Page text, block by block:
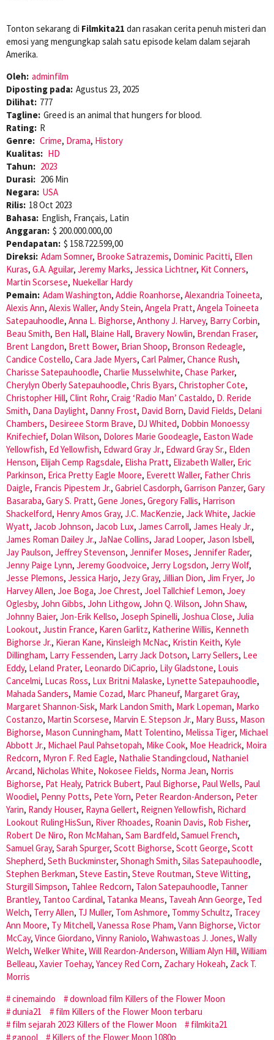
Tonton sekarang di Filmkita21 dan rasakan cerita penuh misteri dan
emosi yang mengungkap salah satu episode kelam dalam sejarah
Amerika.
Oleh: adminfilm
Diposting pada: Agustus 23, 2025
Dilihat: 777
Tagline: Greed is an animal that hungers for blood.
Rating: R
Genre: Crime, Drama, History
Kualitas: HD
Tahun: 2023
Durasi: 206 Min
Negara: USA
Rilis: 18 Oct 2023
Bahasa: English, Français, Latin
Anggaran: $ 200.000.000,00
Pendapatan: $ 158.722.599,00
Direksi: Adam Somner, Brooke Satrazemis, Dominic Pacitti, Ellen
Kuras, G.A. Aguilar, Jeremy Marks, Jessica Lichtner, Kit Conners,
Martin Scorsese, Nuekellar Hardy
Pemain: Adam Washington, Addie Roanhorse, Alexandria Toineeta,
Alexis Ann, Alexis Waller, Andy Stein, Angela Pratt, Angela Toineeta
Satepauhoodle, Anna L. Bighorse, Anthony J. Harvey, Barry Corbin,
Beau Smith, Ben Hall, Blaine Hall, Bravery Nowlin, Brendan Fraser,
Brent Langdon, Brett Bower, Brian Shoop, Bronson Redeagle,
Candice Costello, Cara Jade Myers, Carl Palmer, Chance Rush,
Charisse Satepauhoodle, Charlie Musselwhite, Chase Parker,
Cherylyn Oberly Satepauhoodle, Chris Byars, Christopher Cote,
Christopher Hill, Clint Rohr, Craig ‘Radio Man’ Castaldo, D. Reride
Smith, Dana Daylight, Danny Frost, David Born, David Fields, Delani
Chambers, Desireee Storm Brave, DJ Whited, Dobbin Monoessy
Knifechief, Dolan Wilson, Dolores Marie Goodeagle, Easton Wade
Yellowfish, Ed Yellowfish, Edward Gray Jr., Edward Gray Sr., Elden
Henson, Elijah Cemp Ragsdale, Elisha Pratt, Elizabeth Waller, Eric
Parkinson, Erica Pretty Eagle Moore, Everett Waller, Father Chris
Daigle, Francis Pipestem Jr., Gabriel Casdorph, Garrison Panzer, Gary
Basaraba, Gary S. Pratt, Gene Jones, Gregory Fallis, Harrison
Shackelford, Henry Amos Gray, J.C. MacKenzie, Jack White, Jackie
Wyatt, Jacob Johnson, Jacob Lux, James Carroll, James Healy Jr.,
James Roman Dailey Jr., JaNae Collins, Jarad Looper, Jason Isbell,
Jay Paulson, Jeffrey Stevenson, Jennifer Moses, Jennifer Rader,
Jenny Paige Lynn, Jeremy Goodvoice, Jerry Logsdon, Jerry Wolf,
Jesse Plemons, Jessica Harjo, Jezy Gray, Jillian Dion, Jim Fryer, Jo
Harvey Allen, Joe Boga, Joe Chrest, Joel Tallchief Lemon, Joey
Oglesby, John Gibbs, John Lithgow, John Q. Wilson, John Shaw,
Johnny Baier, Jon-Erik Kellso, Joseph Spinelli, Joshua Close, Julia
Lookout, Justin France, Karen Garlitz, Katherine Willis, Kenneth
Bighorse Jr., Kieran Kane, Kinsleigh McNac, Kristin Keith, Kyle
Dillingham, Larry Fessenden, Larry Jack Dotson, Larry Sellers, Lee
Eddy, Leland Prater, Leonardo DiCaprio, Lily Gladstone, Louis
Cancelmi, Lucas Ross, Lux Britni Malaske, Lynette Satepauhoodle,
Mahada Sanders, Mamie Cozad, Marc Phaneuf, Margaret Gray,
Margaret Shannon-Sisk, Mark Landon Smith, Mark Lopeman, Marko
Costanzo, Martin Scorsese, Marvin E. Stepson Jr., Mary Buss, Mason
Bighorse, Mason Cunningham, Matt Tolentino, Melissa Tiger, Michael
Abbott Jr., Michael Paul Pahsetopah, Mike Cook, Moe Headrick, Moira
Redcorn, Myron F. Red Eagle, Nathalie Standingcloud, Nathaniel
Arcand, Nicholas White, Nokosee Fields, Norma Jean, Norris
Bighorse, Pat Healy, Patrick Bubert, Paul Bighorse, Paul Wells, Paul
Woodiel, Penny Potts, Pete Yorn, Peter Reardon-Anderson, Peter
Yarin, Randy Houser, Rayna Gellert, Reignen Yellowfish, Richard
Lookout RulingHisSun, River Rhoades, Roanin Davis, Rob Fisher,
Robert De Niro, Ron McMahan, Sam Bardfeld, Samuel French,
Samuel Gray, Sarah Spurger, Scott Bighorse, Scott George, Scott
Shepherd, Seth Buckminster, Shonagh Smith, Silas Satepauhoodle,
Stephen Berkman, Steve Eastin, Steve Routman, Steve Witting,
Sturgill Simpson, Tahlee Redcorn, Talon Satepauhoodle, Tanner
Brantley, Tantoo Cardinal, Tatanka Means, Taveah Ann George, Ted
Welch, Terry Allen, TJ Muller, Tom Ashmore, Tommy Schultz, Tracey
Ann Moore, Ty Mitchell, Vanessa Rose Pham, Vann Bighorse, Victor
McCay, Vince Giordano, Vinny Raniolo, Wahwastoas J. Jones, Wally
Welch, Welker White, Will Reardon-Anderson, William Alyn Hill, William
Belleau, Xavier Toehay, Yancey Red Corn, Zachary Hokeah, Zack T.
Morris
cinemaindo
download film Killers of the Flower Moon
dunia21
film Killers of the Flower Moon terbaru
film sejarah 2023 Killers of the Flower Moon
filmkita21
ganool
Killers of the Flower Moon 1080p